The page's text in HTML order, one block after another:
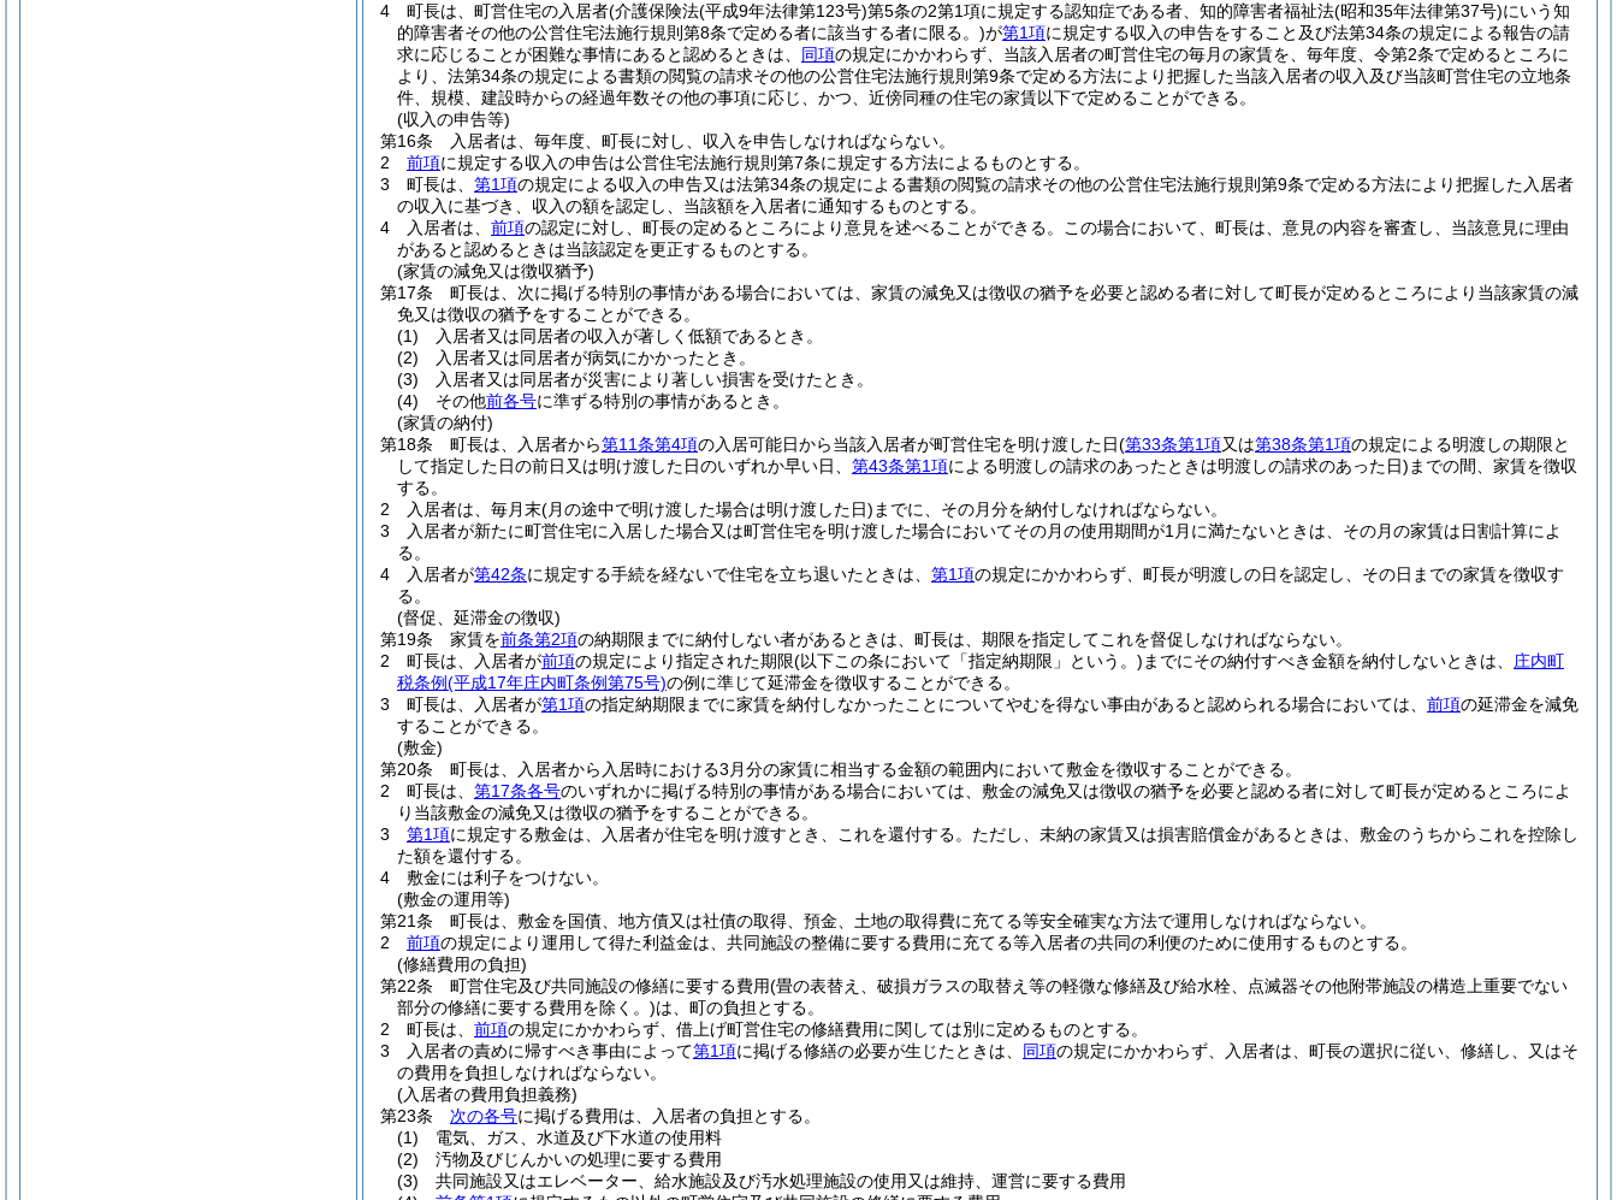
4
町長は、町営住宅の入居者(介護保険法(平成9年法律第123号)第5条の2第1項に規定する認知症である者、知的障害者福祉法(昭和35年法律第37号)にいう知
的障害者その他の公営住宅法施行規則第8条で定める者に該当する者に限る。)が第1項に規定する収入の申告をすること及び法第34条の規定による報告の請
求に応じることが困難な事情にあると認めるときは、 同項の規定にかかわらず、当該入居者の町営住宅の毎月の家賃を、毎年度、令第2条で定めるところに
より、法第34条の規定による書類の閲覧の請求その他の公営住宅法施行規則第9条で定める方法により把握した当該入居者の収入及び当該町営住宅の立地条
件、規模、建設時からの経過年数その他の事項に応じ、かつ、近傍同種の住宅の家賃以下で定めることができる。
(収入の申告等)
第16条
入居者は、毎年度、町長に対し、収入を申告しなければならない。
2
前項に規定する収入の申告は公営住宅法施行規則第7条に規定する方法によるものとする。
3
町長は、 第1項の規定による収入の申告又は法第34条の規定による書類の閲覧の請求その他の公営住宅法施行規則第9条で定める方法により把握した入居者
の収入に基づき、収入の額を認定し、当該額を入居者に通知するものとする。
4
入居者は、 前項の認定に対し、町長の定めるところにより意見を述べることができる。
この場合において、町長は、意見の内容を審査し、当該意見に理由
があると認めるときは当該認定を更正するものとする。
(家賃の減免又は徴収猶予)
第17条
町長は、次に掲げる特別の事情がある場合においては、家賃の減免又は徴収の猶予を必要と認める者に対して町長が定めるところにより当該家賃の減
免又は徴収の猶予をすることができる。
(1)
入居者又は同居者の収入が著しく低額であるとき。
(2)
入居者又は同居者が病気にかかったとき。
(3)
入居者又は同居者が災害により著しい損害を受けたとき。
(4)
その他前各号に準ずる特別の事情があるとき。
(家賃の納付)
第18条
町長は、入居者から第11条第4項の入居可能日から当該入居者が町営住宅を明け渡した日(第33条第1項又は第38条第1項の規定による明渡しの期限と
して指定した日の前日又は明け渡した日のいずれか早い日、 第43条第1項による明渡しの請求のあったときは明渡しの請求のあった日) までの間、家賃を徴収
する。
2
入居者は、毎月末(月の途中で明け渡した場合は明け渡した日) までに、その月分を納付しなければならない。
3
入居者が新たに町営住宅に入居した場合又は町営住宅を明け渡した場合においてその月の使用期間が1月に満たないときは、その月の家賃は日割計算によ
る。
4
入居者が第42条に規定する手続を経ないで住宅を立ち退いたときは、 第1項の規定にかかわらず、町長が明渡しの日を認定し、その日までの家賃を徴収す
る。
(督促、延滞金の徴収)
第19条
家賃を前条第2項の納期限までに納付しない者があるときは、町長は、期限を指定してこれを督促しなければならない。
2
町長は、入居者が前項の規定により指定された期限(以下この条において「指定納期限」という。) までにその納付すべき金額を納付しないときは、 庄内町
税条例(平成17年庄内町条例第75号)の例に準じて延滞金を徴収することができる。
3
町長は、入居者が第1項の指定納期限までに家賃を納付しなかったことについてやむを得ない事由があると認められる場合においては、 前項の延滞金を減免
することができる。
(敷金)
第20条
町長は、入居者から入居時における3月分の家賃に相当する金額の範囲内において敷金を徴収することができる。
2
町長は、 第17条各号のいずれかに掲げる特別の事情がある場合においては、敷金の減免又は徴収の猶予を必要と認める者に対して町長が定めるところによ
り当該敷金の減免又は徴収の猶予をすることができる。
3
第1項に規定する敷金は、入居者が住宅を明け渡すとき、これを還付する。 ただし、未納の家賃又は損害賠償金があるときは、敷金のうちからこれを控除し
た額を還付する。
4
敷金には利子をつけない。
(敷金の運用等)
第21条
町長は、敷金を国債、地方債又は社債の取得、預金、土地の取得費に充てる等安全確実な方法で運用しなければならない。
2
前項の規定により運用して得た利益金は、共同施設の整備に要する費用に充てる等入居者の共同の利便のために使用するものとする。
(修繕費用の負担)
第22条
町営住宅及び共同施設の修繕に要する費用(畳の表替え、破損ガラスの取替え等の軽微な修繕及び給水栓、点滅器その他附帯施設の構造上重要でない
部分の修繕に要する費用を除く。)は、町の負担とする。
2
町長は、 前項の規定にかかわらず、借上げ町営住宅の修繕費用に関しては別に定めるものとする。
3
入居者の責めに帰すべき事由によって第1項に掲げる修繕の必要が生じたときは、 同項の規定にかかわらず、入居者は、町長の選択に従い、修繕し、又はそ
の費用を負担しなければならない。
(入居者の費用負担義務)
第23条
次の各号に掲げる費用は、入居者の負担とする。
(1)
電気、ガス、水道及び下水道の使用料
(2)
汚物及びじんかいの処理に要する費用
(3)
共同施設又はエレベーター、給水施設及び汚水処理施設の使用又は維持、運営に要する費用